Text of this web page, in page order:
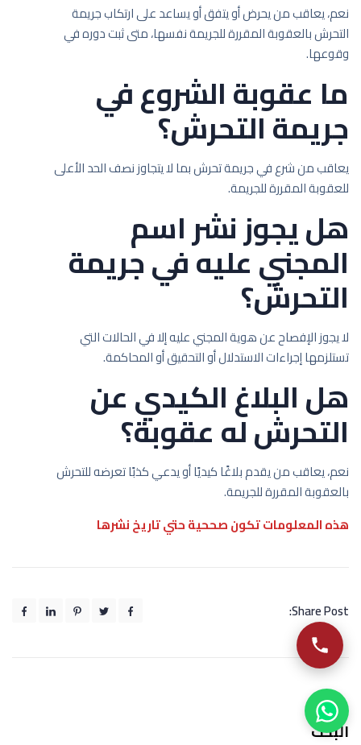
نعم، يعاقب من يحرض أو يتفق أو يساعد على ارتكاب جريمة
التحرش بالعقوبة المقررة للجريمة نفسها، متى ثبت دوره في
وقوعها.
ما عقوبة الشروع في
جريمة التحرش؟
يعاقب من شرع في جريمة تحرش بما لا يتجاوز نصف الحد الأعلى
للعقوبة المقررة للجريمة.
هل يجوز نشر اسم
المجني عليه في جريمة
التحرش؟
لا يجوز الإفصاح عن هوية المجني عليه إلا في الحالات التي
تستلزمها إجراءات الاستدلال أو التحقيق أو المحاكمة.
هل البلاغ الكيدي عن
التحرش له عقوبة؟
نعم، يعاقب من يقدم بلاغًا كيديًا أو يدعي كذبًا تعرضه للتحرش
بالعقوبة المقررة للجريمة.
هذه المعلومات تكون صححية حتي تاريخ نشرها
Share Post:
البحث